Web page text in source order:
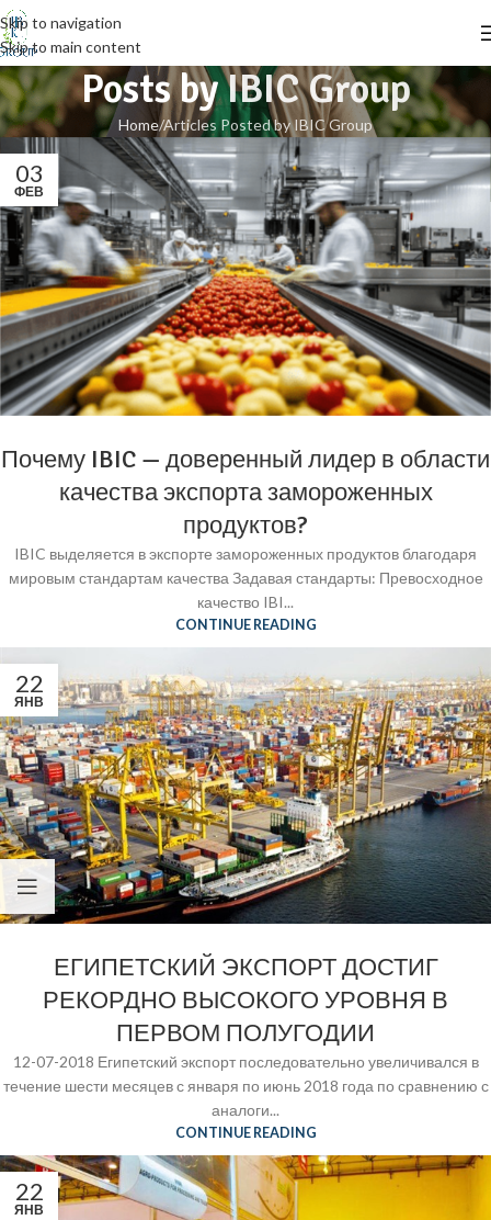
Skip to navigation
Skip to main content
Posts byIBIC Group
Home Articles Posted by IBIC Group
03
ФЕВ
Почему IBIC — доверенный лидер в области
качества экспорта замороженных
продуктов?
IBIC выделяется в экспорте замороженных продуктов благодаря
мировым стандартам качества Задавая стандарты: Превосходное
качество IBI...
CONTINUE READING
22
ЯНВ
ЕГИПЕТСКИЙ ЭКСПОРТ ДОСТИГ
РЕКОРДНО ВЫСОКОГО УРОВНЯ В
ПЕРВОМ ПОЛУГОДИИ
12-07-2018 Египетский экспорт последовательно увеличивался в
течение шести месяцев с января по июнь 2018 года по сравнению с
аналоги...
CONTINUE READING
22
ЯНВ